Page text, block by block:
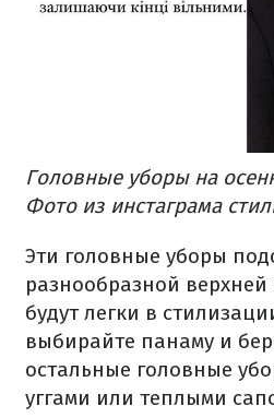
Головные уборы на
Фото из инстаграма
Эти головные уборы
разнообразной
будут легки в
выбирайте панаму и
остальные головные
уггами или теплыми